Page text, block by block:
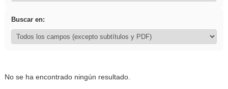
Buscar en:
No se ha encontrado ningún resultado.